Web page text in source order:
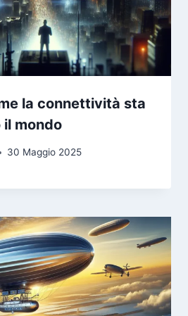
la connettività sta
mondo
30 Maggio 2025